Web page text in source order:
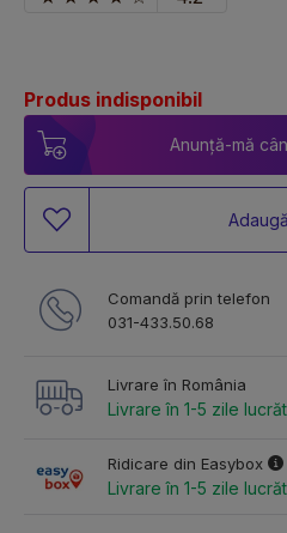
Produs indisponibil
Anunță-mă
Comandă prin telefon
031-433.50.68
Livrare în România
Livrare în 1-5 zile
Ridicare din Easybox
Livrare în 1-5 zile